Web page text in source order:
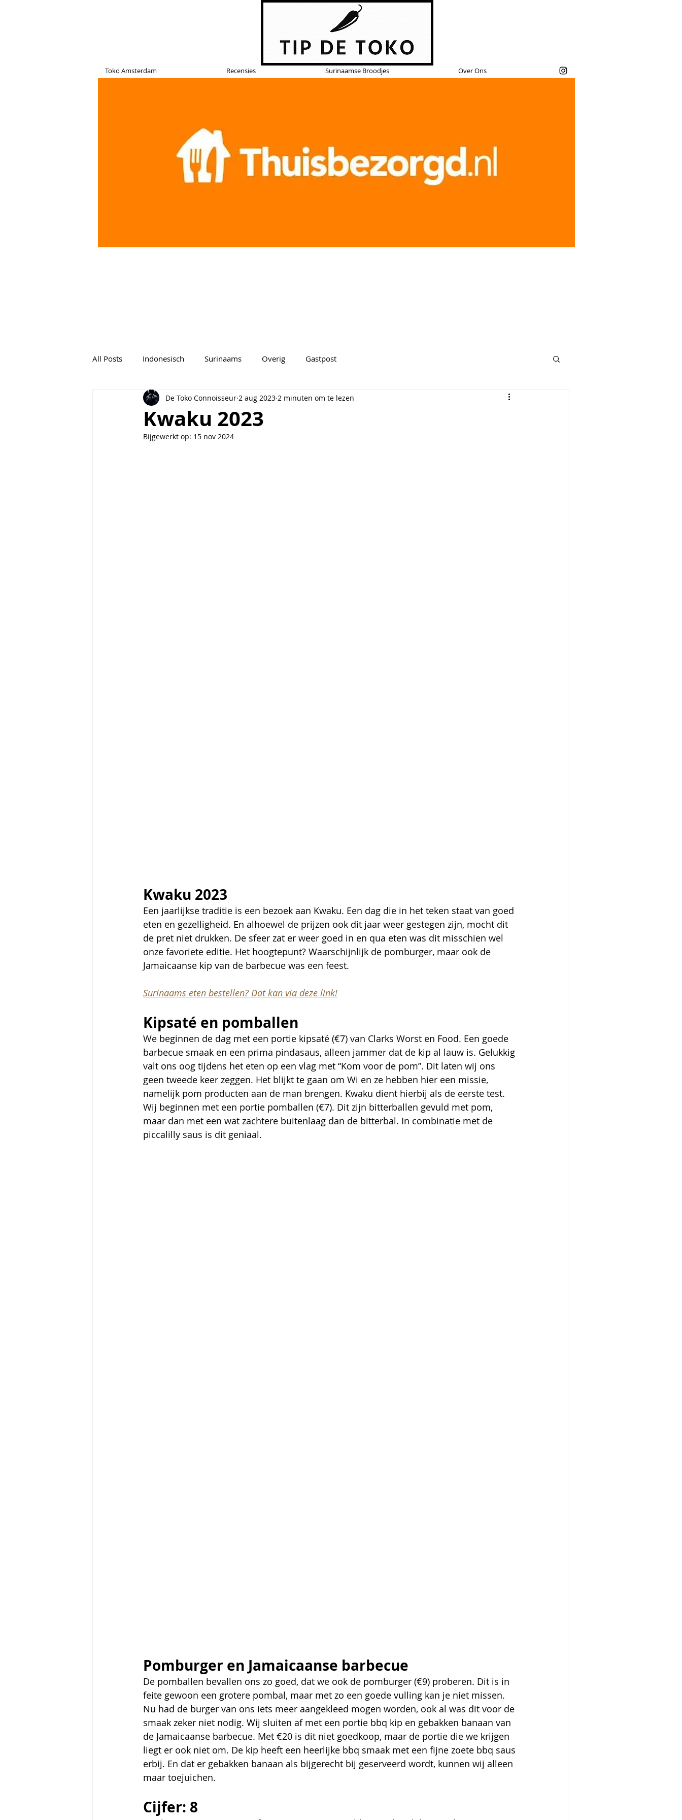
Toko Amsterdam Recensies Surinaamse Broodjes Over Ons
All Posts Indonesisch Surinaams Overig Gastpost
Kwaku 2023
De Toko Connoisseur 2 aug 2023 2 minuten om te lezen
Bijgewerkt op: 15 nov 2024
Kwaku 2023
Een jaarlijkse traditie is een bezoek aan Kwaku. Een dag die in het teken staat van goed
eten en gezelligheid. En alhoewel de prijzen ook dit jaar weer gestegen zijn, mocht dit
de pret niet drukken. De sfeer zat er weer goed in en qua eten was dit misschien wel
onze favoriete editie. Het hoogtepunt? Waarschijnlijk de pomburger, maar ook de
Jamaicaanse kip van de barbecue was een feest.
Surinaams eten bestellen? Dat kan via deze link!
Kipsaté en pomballen
We beginnen de dag met een portie kipsaté (€7) van Clarks Worst en Food. Een goede
barbecue smaak en een prima pindasaus, alleen jammer dat de kip al lauw is. Gelukkig
valt ons oog tijdens het eten op een vlag met “Kom voor de pom”. Dit laten wij ons
geen tweede keer zeggen. Het blijkt te gaan om Wi en ze hebben hier een missie,
namelijk pom producten aan de man brengen. Kwaku dient hierbij als de eerste test.
Wij beginnen met een portie pomballen (€7). Dit zijn bitterballen gevuld met pom,
maar dan met een wat zachtere buitenlaag dan de bitterbal. In combinatie met de
piccalilly saus is dit geniaal.
Pomburger en Jamaicaanse barbecue
De pomballen bevallen ons zo goed, dat we ook de pomburger (€9) proberen. Dit is in
feite gewoon een grotere pombal, maar met zo een goede vulling kan je niet missen.
Nu had de burger van ons iets meer aangekleed mogen worden, ook al was dit voor de
smaak zeker niet nodig. Wij sluiten af met een portie bbq kip en gebakken banaan van
de Jamaicaanse barbecue. Met €20 is dit niet goedkoop, maar de portie die we krijgen
liegt er ook niet om. De kip heeft een heerlijke bbq smaak met een fijne zoete bbq saus
erbij. En dat er gebakken banaan als bijgerecht bij geserveerd wordt, kunnen wij alleen
maar toejuichen.
Cijfer: 8